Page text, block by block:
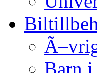
Barn